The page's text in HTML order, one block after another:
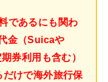
であるにも関わ
金（Suicaや
券利用も含む）
けで海外旅行保